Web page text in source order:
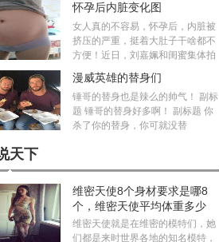
怀孕后内脏变化图
女人真的不容易，怀孕后，内脏被
挤压的严重，挺着大肚子干啥都不
方便！近日，刘嘉姵和闺蜜集体拍
漫威英雄的替身们
锤哥的替身也是辣么的帅气！ 副标
题 锤哥的替身好多啊！ 副标题 你
杀了你的替身，你可就没替
天下
维密天使8个身材要求是哪8
个，维密天使平均体重多少
斤？
维密天使就是在维密的模特们，她
们都是来时世界各地的知名模特，